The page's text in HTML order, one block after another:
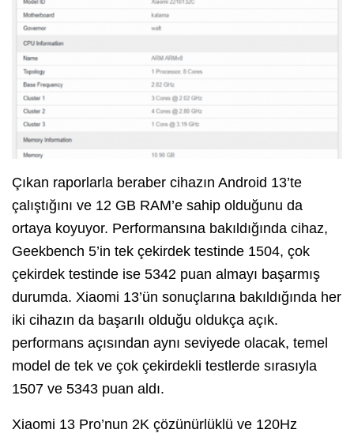
Çıkan raporlarla beraber cihazın Android 13’te
çalıştığını ve 12 GB RAM’e sahip olduğunu da
ortaya koyuyor. Performansına bakıldığında cihaz,
Geekbench 5’in tek çekirdek testinde 1504, çok
çekirdek testinde ise 5342 puan almayı başarmış
durumda. Xiaomi 13’ün sonuçlarına bakıldığında her
iki cihazın da başarılı olduğu oldukça açık.
performans açısından aynı seviyede olacak, temel
model de tek ve çok çekirdekli testlerde sırasıyla
1507 ve 5343 puan aldı.
Xiaomi 13 Pro’nun 2K çözünürlüklü ve 120Hz